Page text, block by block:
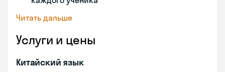
Читать дальше
Услуги и цены
Китайский язык